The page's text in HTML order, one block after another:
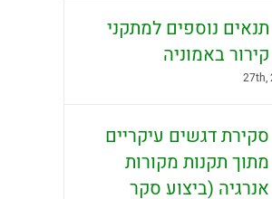
תנאים נוספים למתקני
קירור באמוניה
סקירת דגשים עיקריים
מתוך תקנות מקורות
אנרגיה (ביצוע סקר